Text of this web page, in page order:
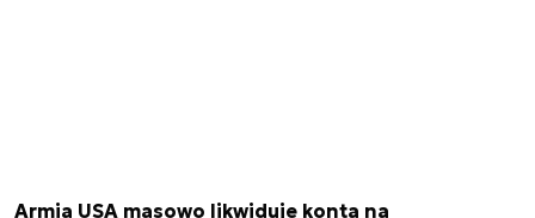
Armia USA masowo likwiduje konta na